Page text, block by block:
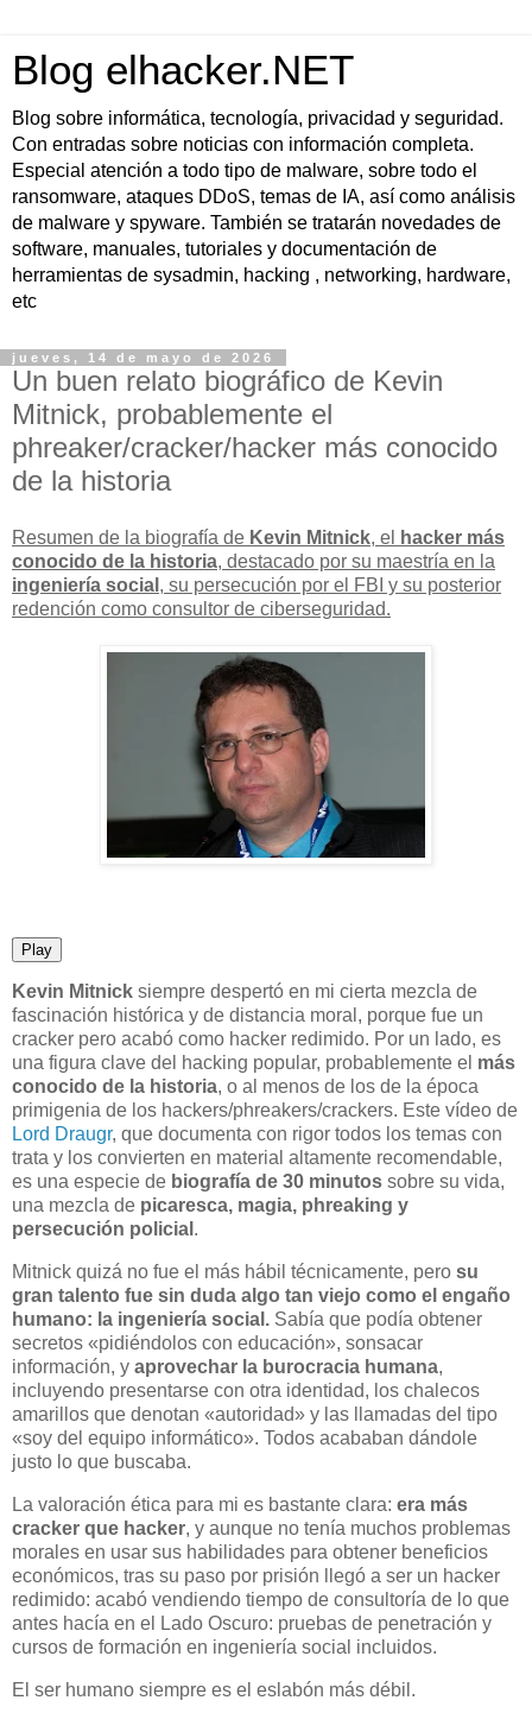
Blog elhacker.NET
Blog sobre informática, tecnología, privacidad y seguridad.
Con entradas sobre noticias con información completa.
Especial atención a todo tipo de malware, sobre todo el
ransomware, ataques DDoS, temas de IA, así como análisis
de malware y spyware. También se tratarán novedades de
software, manuales, tutoriales y documentación de
herramientas de sysadmin, hacking , networking, hardware,
etc
jueves, 14 de mayo de 2026
Un buen relato biográfico de Kevin
Mitnick, probablemente el
phreaker/cracker/hacker más conocido
de la historia
Resumen de la biografía de Kevin Mitnick, el
hacker más
conocido de la historia, destacado por su maestría en la
ingeniería social , su persecución por el FBI y su posterior
redención como consultor de ciberseguridad.
Play
Kevin Mitnick siempre despertó en mi cierta mezcla de
fascinación histórica y de distancia moral, porque fue un
cracker pero acabó como hacker redimido. Por un lado, es
una figura clave del hacking popular, probablemente el más
conocido de la historia, o al menos de los de la época
primigenia de los hackers/phreakers/crackers. Este vídeo de
Lord Draugr, que documenta con rigor todos los temas con
trata y los convierten en material altamente recomendable,
es una especie de biografía de 30 minutos sobre su vida,
una mezcla de picaresca, magia, phreaking y
persecución policial .
Mitnick quizá no fue el más hábil técnicamente, pero su
gran talento fue sin duda algo tan viejo como el engaño
humano: la ingeniería social. Sabía que podía obtener
secretos «pidiéndolos con educación», sonsacar
información, y aprovechar la burocracia humana,
incluyendo presentarse con otra identidad, los chalecos
amarillos que denotan «autoridad» y las llamadas del tipo
«soy del equipo informático». Todos acababan dándole
justo lo que buscaba.
La valoración ética para mi es bastante clara: era más
cracker que hacker, y aunque no tenía muchos problemas
morales en usar sus habilidades para obtener beneficios
económicos, tras su paso por prisión llegó a ser un hacker
redimido: acabó vendiendo tiempo de consultoría de lo que
antes hacía en el Lado Oscuro: pruebas de penetración y
cursos de formación en ingeniería social incluidos.
El ser humano siempre es el eslabón más débil.